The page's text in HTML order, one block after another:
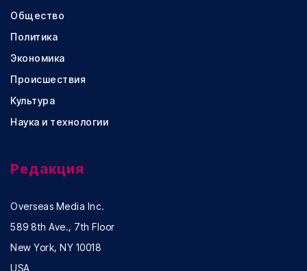
Общество
Политика
Экономика
Происшествия
Культура
Наука и технологии
Редакция
Overseas Media Inc.
589 8th Ave., 7th Floor
New York, NY 10018
USA